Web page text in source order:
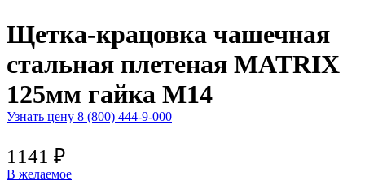
Щетка-крацовка чашечная
стальная плетеная MATRIX
125мм гайка М14
Узнать цену 8 (800) 444-9-000
1141 ₽
В желаемое